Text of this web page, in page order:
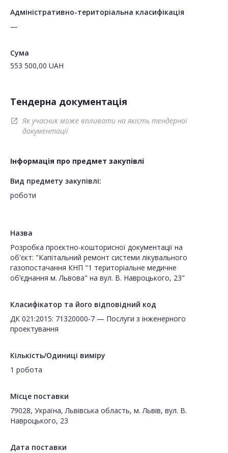
Адміністративно-територіальна класифікація
—
Сума
553 500,00 UAH
Тендерна документація
open_in_new
Як учасник може впливати на якість тендерної
документації
Інформація про предмет закупівлі
Вид предмету закупівлі:
роботи
Назва
Розробка проєктно-кошторисної документації на
об'єкт: "Капітальний ремонт системи лікувального
газопостачання КНП "1 територіальне медичне
об’єднання м. Львова" на вул. В. Навроцького, 23"
Класифікатор та його відповідний код
ДК 021:2015: 71320000-7 — Послуги з інженерного
проектування
Кількість/Одиниці виміру
1 робота
Місце поставки
79028, Україна, Львівська область, м. Львів, вул. В.
Навроцького, 23
Дата поставки